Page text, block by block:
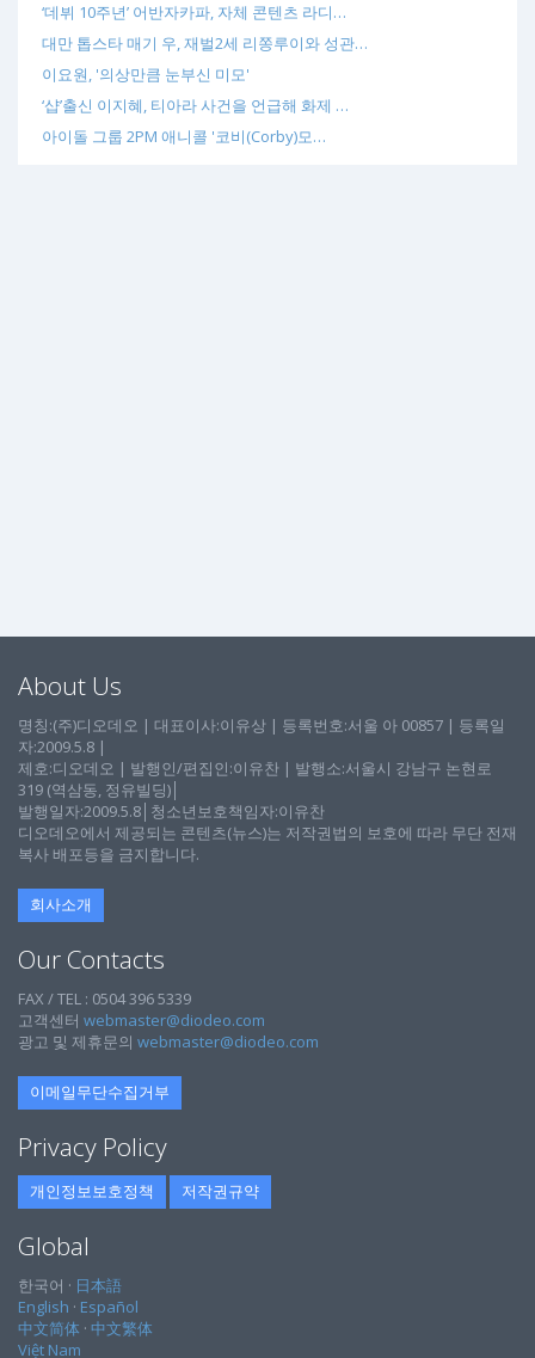
‘데뷔 10주년’ 어반자카파, 자체 콘텐츠 라디…
대만 톱스타 매기 우, 재벌2세 리쫑루이와 성관…
이요원, '의상만큼 눈부신 미모'
‘샵’출신 이지혜, 티아라 사건을 언급해 화제 …
아이돌 그룹 2PM 애니콜 '코비(Corby)모…
About Us
명칭:(주)디오데오 | 대표이사:이유상 | 등록번호:서울 아 00857 | 등록일
자:2009.5.8 |
제호:디오데오 | 발행인/편집인:이유찬 | 발행소:서울시 강남구 논현로
319 (역삼동, 정유빌딩)│
발행일자:2009.5.8│청소년보호책임자:이유찬
디오데오에서 제공되는 콘텐츠(뉴스)는 저작권법의 보호에 따라 무단 전재
복사 배포등을 금지합니다.
회사소개
Our Contacts
FAX / TEL : 0504 396 5339
고객센터 webmaster@diodeo.com
광고 및 제휴문의 webmaster@diodeo.com
이메일무단수집거부
Privacy Policy
개인정보보호정책 저작권규약
Global
한국어 · 日本語
English · Español
中文简体 · 中文繁体
Việt Nam